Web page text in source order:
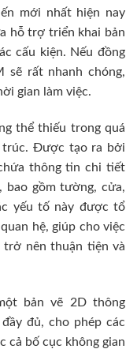
mới nhất hiện nay
hỗ trợ triển khai bản
cấu kiện. Nếu đồng
sẽ rất nhanh chóng,
gian làm việc.
thể thiếu trong quá
trúc. Được tạo ra bởi
thông tin chi tiết
gồm tường, cửa,
yếu tố này được tổ
hệ, giúp cho việc
trở nên thuận tiện và
bản vẽ 2D thông
đủ, cho phép các
cả bố cục không gian